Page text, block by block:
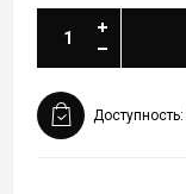
Доступность: